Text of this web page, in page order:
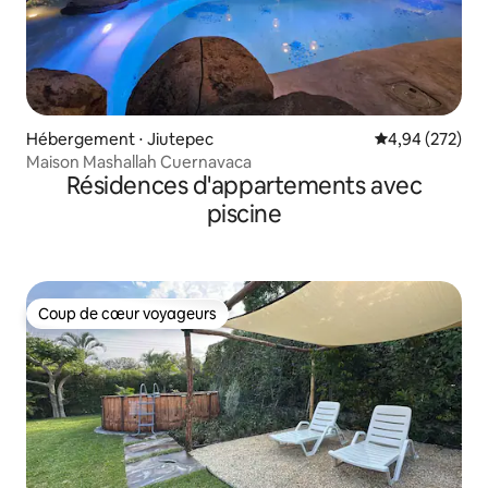
Hébergement ⋅ Jiutepec Évaluation
4,94 (272)
Maison Mashallah Cuernavaca
Résidences d'appartements avec
piscine
Coup de cœur voyageurs
Coup de cœur voyageurs